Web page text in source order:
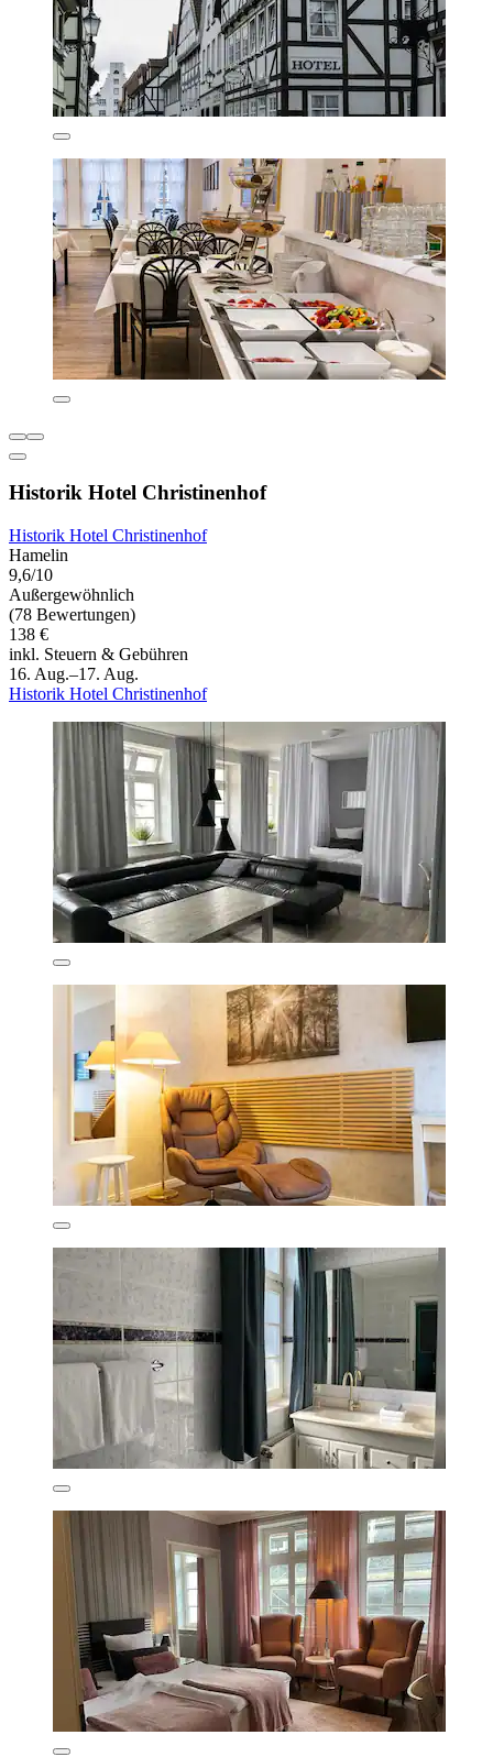
Historik Hotel Christinenhof
Historik Hotel Christinenhof
Hamelin
9,6/10
Außergewöhnlich
(78 Bewertungen)
138 €
inkl. Steuern & Gebühren
16. Aug.–17. Aug.
Historik Hotel Christinenhof